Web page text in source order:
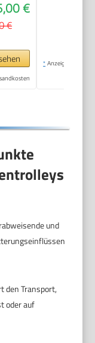
€
€
* Anzeige
und
den Transport,
oder auf